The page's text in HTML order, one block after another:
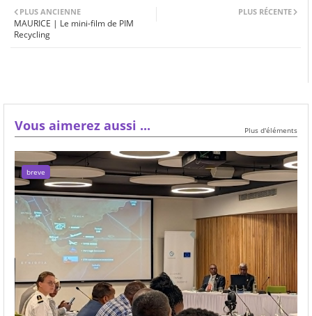
PLUS RÉCENTE
PLUS ANCIENNE
MAURICE | Le mini-film de PIM
Recycling
Vous aimerez aussi ... Plus d'éléments
breve